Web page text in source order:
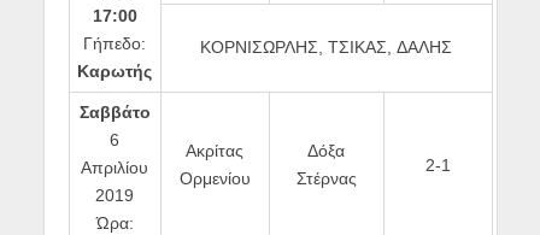
17:00
Γήπεδο:
Καρωτής
ΚΟΡΝΙΣΩΡΛΗΣ, ΤΣΙΚΑΣ, ΔΑΛΗΣ
Σαββάτο
6
Απριλίου
2019
Ώρα:
Ακρίτας
Ορμενίου
Δόξα
Στέρνας
2-1